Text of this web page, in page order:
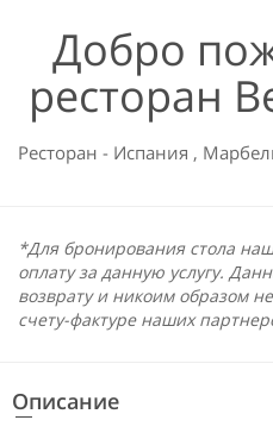
Добро
ресторан
Ресторан - Испания ,
*Для бронирования стола
оплату за данную услугу.
возврату и никоим образом
счету-фактуре наших
Описание